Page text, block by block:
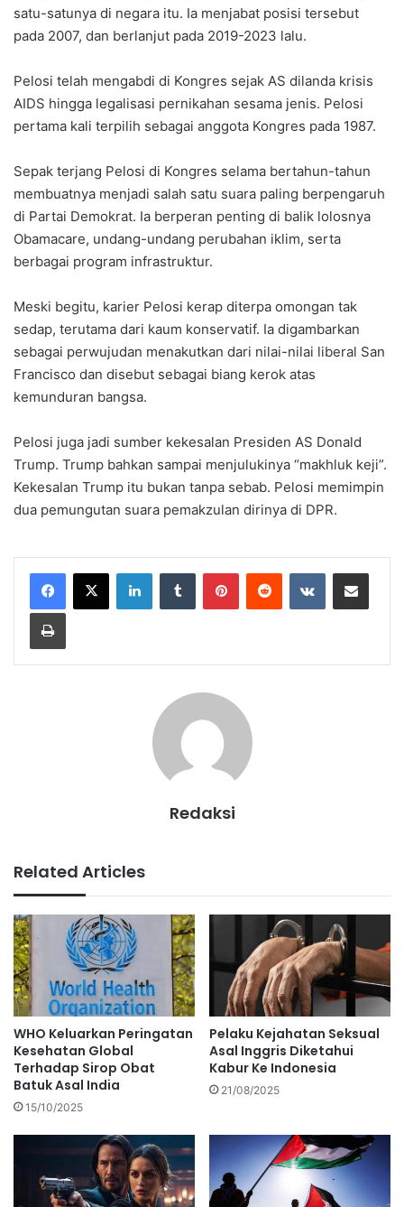
satu-satunya di negara itu. Ia menjabat posisi tersebut
pada 2007, dan berlanjut pada 2019-2023 lalu.
Pelosi telah mengabdi di Kongres sejak AS dilanda krisis
AIDS hingga legalisasi pernikahan sesama jenis. Pelosi
pertama kali terpilih sebagai anggota Kongres pada 1987.
Sepak terjang Pelosi di Kongres selama bertahun-tahun
membuatnya menjadi salah satu suara paling berpengaruh
di Partai Demokrat. Ia berperan penting di balik lolosnya
Obamacare, undang-undang perubahan iklim, serta
berbagai program infrastruktur.
Meski begitu, karier Pelosi kerap diterpa omongan tak
sedap, terutama dari kaum konservatif. Ia digambarkan
sebagai perwujudan menakutkan dari nilai-nilai liberal San
Francisco dan disebut sebagai biang kerok atas
kemunduran bangsa.
Pelosi juga jadi sumber kekesalan Presiden AS Donald
Trump. Trump bahkan sampai menjulukinya “makhluk keji”.
Kekesalan Trump itu bukan tanpa sebab. Pelosi memimpin
dua pemungutan suara pemakzulan dirinya di DPR.
LinkedInTumblr PinterestReddit VKontakteShare via Email
Print
Redaksi
Related Articles
WHO Keluarkan Peringatan
Kesehatan Global
Terhadap Sirop Obat
Batuk Asal India
15/10/2025
Pelaku Kejahatan Seksual
Asal Inggris Diketahui
Kabur Ke Indonesia
21/08/2025